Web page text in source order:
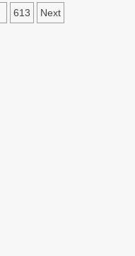
613 Next